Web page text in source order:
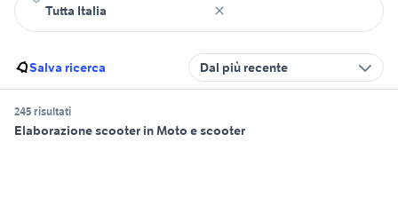
Salva ricerca Dal più recente
245 risultati
Elaborazione scooter in Moto e scooter